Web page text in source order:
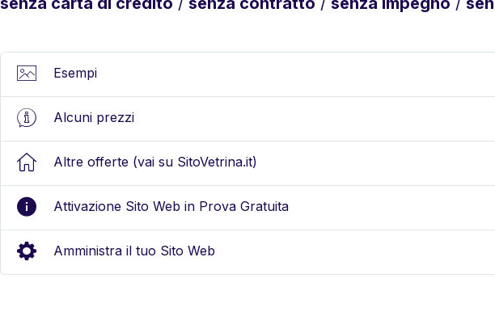
Esempi
Alcuni prezzi
Altre offerte (vai su SitoVetrina.it)
Attivazione Sito Web in Prova Gratuita
Amministra il tuo Sito Web